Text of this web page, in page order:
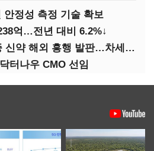
안정성 측정 기술 확보
억…전년 대비 6.2%↓
SK바이오팜, 뇌전증 신약 해외 흥행 발판…차세대 신약 개발 속도
터나우 CMO 선임